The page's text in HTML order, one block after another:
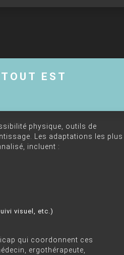
EST
physique, outils de
Les adaptations les plus
incluent :
visuel, etc.)
qui coordonnent ces
ergothérapeute,